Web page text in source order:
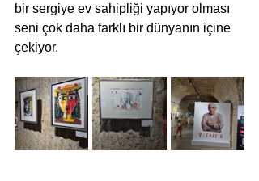
bir sergiye ev sahipliği yapıyor olması
seni çok daha farklı bir dünyanın içine
çekiyor.